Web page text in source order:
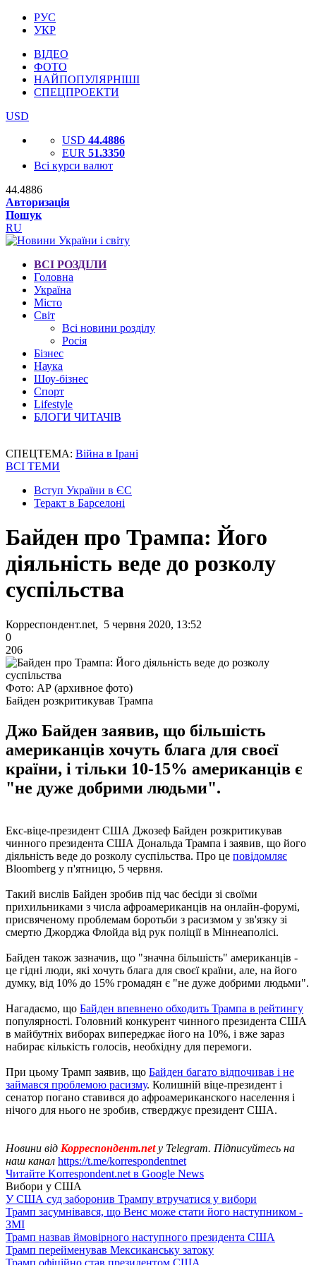
РУС
УКР
ВІДЕО
ФОТО
НАЙПОПУЛЯРНІШІ
СПЕЦПРОЕКТИ
USD
USD 44.4886
EUR 51.3350
Всі курси валют
44.4886
Авторизація
Пошук
RU
ВСІ РОЗДІЛИ
Головна
Україна
Місто
Світ
Всі новини розділу
Росія
Бізнес
Наука
Шоу-бізнес
Спорт
Lifestyle
БЛОГИ ЧИТАЧІВ
СПЕЦТЕМА: Війна в Ірані
ВСІ ТЕМИ
Вступ України в ЄС
Теракт в Барселоні
Байден про Трампа: Його
діяльність веде до розколу
суспільства
Корреспондент.net, 5 червня 2020, 13:52
0
206
Фото: АР (архивное фото)
Байден розкритикував Трампа
Джо Байден заявив, що більшість
американців хочуть блага для своєї
країни, і тільки 10-15% американців є
"не дуже добрими людьми".
Екс-віце-президент США Джозеф Байден розкритикував
чинного президента США Дональда Трампа і заявив, що його
діяльність веде до розколу суспільства. Про це повідомляє
Bloomberg у п'ятницю, 5 червня.
Такий вислів Байден зробив під час бесіди зі своїми
прихильниками з числа афроамериканців на онлайн-форумі,
присвяченому проблемам боротьби з расизмом у зв'язку зі
смертю Джорджа Флойда від рук поліції в Міннеаполісі.
Байден також зазначив, що "значна більшість" американців -
це гідні люди, які хочуть блага для своєї країни, але, на його
думку, від 10% до 15% громадян є "не дуже добрими людьми".
Нагадаємо, що Байден впевнено обходить Трампа в рейтингу
популярності. Головний конкурент чинного президента США
в майбутніх виборах випереджає його на 10%, і вже зараз
набирає кількість голосів, необхідну для перемоги.
При цьому Трамп заявив, що Байден багато відпочивав і не
займався проблемою расизму. Колишній віце-президент і
сенатор погано ставився до афроамериканского населення і
нічого для нього не зробив, стверджує президент США.
Новини від Корреспондент.net у Telegram. Підписуйтесь на
наш канал https://t.me/korrespondentnet
Читайте Korrespondent.net в Google News
Вибори у США
У США суд заборонив Трампу втручатися у вибори
Трамп засумнівався, що Венс може стати його наступником -
ЗМІ
Трамп назвав ймовірного наступного президента США
Трамп перейменував Мексиканську затоку
Трамп офіційно став президентом США